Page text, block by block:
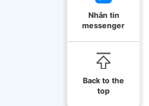
Nhắn tin
messenger
Back to the
top